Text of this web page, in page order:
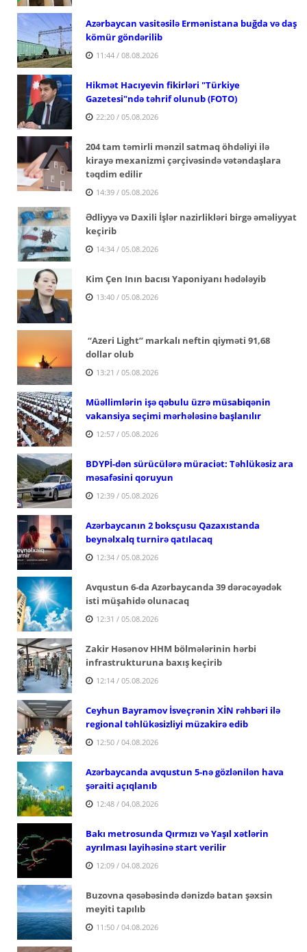
Azərbaycan vasitəsilə Ermənistana buğda və daş
kömür göndərilib
11:44 / 08.08.2026
Hikmət Hacıyevin fikirləri "Türkiye
Gazetesi"ndə təhrif olunub (FOTO)
22:20 / 05.08.2026
204 tam təmirli mənzil satmaq öhdəliyi ilə
kirayə mexanizmi çərçivəsində vətəndaşlara
təqdim edilir
14:39 / 05.08.2026
Ədliyyə və Daxili İşlər nazirlikləri birgə əməliyyat
keçirib
14:34 / 05.08.2026
Kim Çen Inın bacısı Yaponiyanı hədələyib
13:40 / 05.08.2026
“Azeri Light” markalı neftin qiyməti 91,68
dollar olub
13:21 / 05.08.2026
Müəllimlərin işə qəbulu üzrə müsabiqənin
vakansiya seçimi mərhələsinə başlanılır
12:57 / 05.08.2026
BDYPİ-dən sürücülərə müraciət: Təhlükəsiz ara
məsafəsini qoruyun
12:39 / 05.08.2026
Azərbaycanın 2 boksçusu Qazaxıstanda
beynəlxalq turnirə qatılacaq
12:34 / 05.08.2026
Avqustun 6-da Azərbaycanda 39 dərəcəyədək
isti müşahidə olunacaq
12:31 / 05.08.2026
Zakir Həsənov HHM bölmələrinin hərbi
infrastrukturuna baxış keçirib
12:14 / 05.08.2026
Ceyhun Bayramov İsveçrənin XİN rəhbəri ilə
regional təhlükəsizliyi müzakirə edib
12:50 / 04.08.2026
Azərbaycanda avqustun 5-nə gözlənilən hava
şəraiti açıqlanıb
12:48 / 04.08.2026
Bakı metrosunda Qırmızı və Yaşıl xətlərin
ayrılması layihəsinə start verilir
12:09 / 04.08.2026
Buzovna qəsəbəsində dənizdə batan şəxsin
meyiti tapılıb
11:50 / 04.08.2026